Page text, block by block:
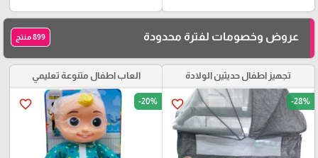
عروض وخصومات لفترة محدودة 899 منتج
تجهيز اطفال حديثين الولادة
favorite_border -28%
العاب اطفال متنوعة تعليمي
favorite_border -20%